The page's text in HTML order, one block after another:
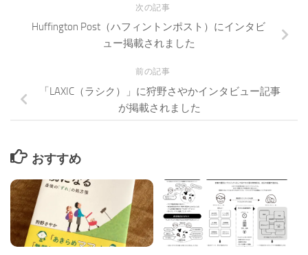
次の記事
Huffington Post（ハフィントンポスト）にインタビ
ュー掲載されました
前の記事
「LAXIC（ラシク）」に狩野さやかインタビュー記事
が掲載されました
おすすめ